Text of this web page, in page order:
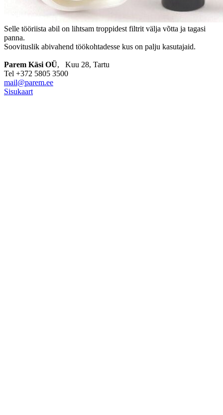
Selle tööriista abil on lihtsam troppidest filtrit välja võtta ja tagasi
panna.
Soovituslik abivahend töökohtadesse kus on palju kasutajaid.
Parem Käsi OÜ, Kuu 28, Tartu
Tel +372 5805 3500
mail@parem.ee
Sisukaart